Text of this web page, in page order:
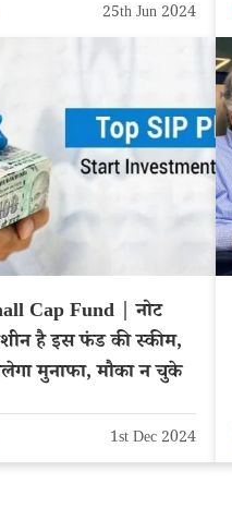
25th Jun 2024
Cap Fund | नोट
है इस फंड की स्कीम,
मुनाफा, मौका न चुके
1st Dec 2024